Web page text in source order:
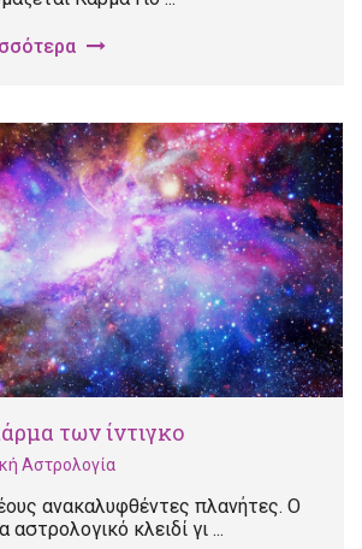
των ίντιγκο
Αστρολογία
ανακαλυφθέντες πλανήτες. Ο
αστρολογικό κλειδί γι ...